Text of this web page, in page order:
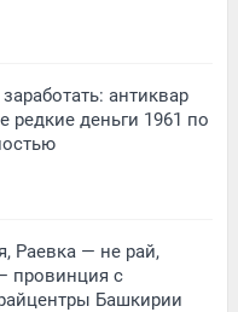
антиквар
редкие деньги 1961 по
Раевка — не рай,
провинция с
Башкирии